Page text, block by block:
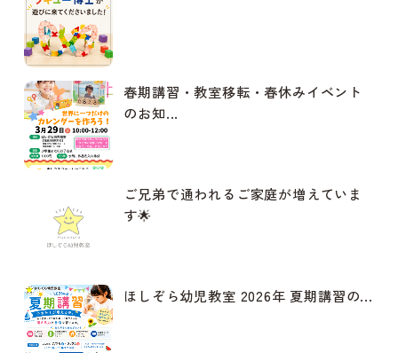
春期講習・教室移転・春休みイベント
のお知...
ご兄弟で通われるご家庭が増えていま
す🌟
ほしぞら幼児教室 2026年 夏期講習の...